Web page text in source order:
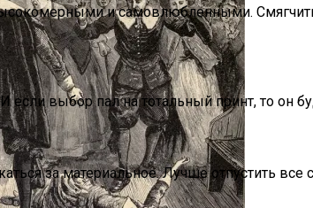
За Которыми Выстраиваются В
и самовлюбленными.
выбор пал на тотальный принт, то он
за материальное. Лучше отпустить